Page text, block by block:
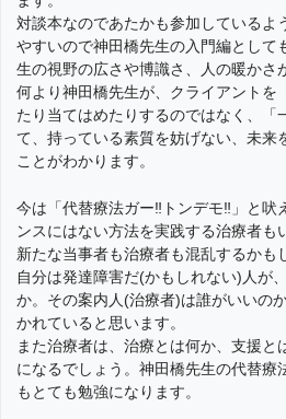
対談本なのであたかも参加しているよ
やすいので神田橋先生の入門編として
生の視野の広さや博識さ、人の暖かさ
何より神田橋先生が、クライアントを
たり当てはめたりするのではなく、「
て、持っている素質を妨げない、未来
ことがわかります。
今は「代替療法ガー‼️トンデモ‼️」と吠
ンスにはない方法を実践する治療者も
新たな当事者も治療者も混乱するかも
自分は発達障害だ(かもしれない)人が
か。その案内人(治療者)は誰がいいの
かれていると思います。
また治療者は、治療とは何か、支援と
になるでしょう。神田橋先生の代替療
もとても勉強になります。